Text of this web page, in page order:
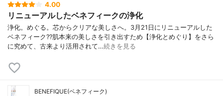
4.00
リニューアルしたベネフィークの浄化
浄化。めぐる。芯からクリアな美しさへ。3月21日にリニューアルした
ベネフィーク??肌本来の美しさを引き出すため【浄化とめぐり】をさら
に究めて、古来より活用されて…続きを見る
BENEFIQUE(ベネフィーク)